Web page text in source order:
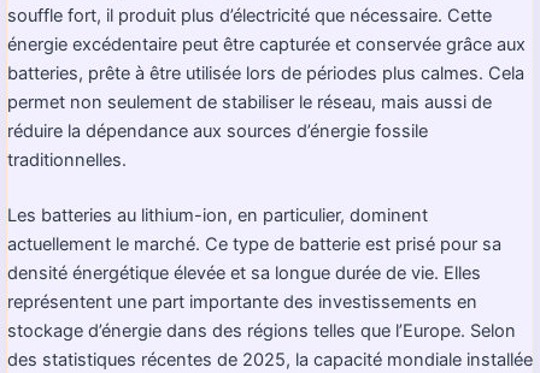
souffle fort, il produit plus d’électricité que nécessaire. Cette
énergie excédentaire peut être capturée et conservée grâce aux
batteries, prête à être utilisée lors de périodes plus calmes. Cela
permet non seulement de stabiliser le réseau, mais aussi de
réduire la dépendance aux sources d’énergie fossile
traditionnelles.
Les batteries au lithium-ion, en particulier, dominent
actuellement le marché. Ce type de batterie est prisé pour sa
densité énergétique élevée et sa longue durée de vie. Elles
représentent une part importante des investissements en
stockage d’énergie dans des régions telles que l’Europe. Selon
des statistiques récentes de 2025, la capacité mondiale installée